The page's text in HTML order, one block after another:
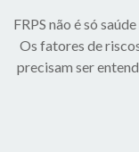
FRPS não é só
Os fatores de
precisam ser